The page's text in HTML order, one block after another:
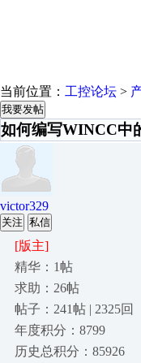
当前位置： 工控论坛 >
我要发帖
如何编写WINCC中
victor329
关注 私信
[版主]
精华：1帖
求助：26帖
帖子：241帖 | 2325回
年度积分：8799
历史总积分：85926